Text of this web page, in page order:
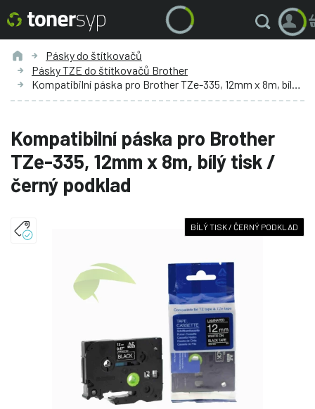
Pásky do štítkovačů
Pásky TZE do štítkovačů Brother
Kompatibilní páska pro Brother TZe-335, 12mm x 8m, bílý tisk / černý podklad
Kompatibilní páska pro Brother
TZe-335, 12mm x 8m, bílý tisk /
černý podklad
BÍLÝ TISK / ČERNÝ PODKLAD